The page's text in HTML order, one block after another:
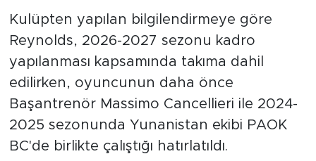
Kulüpten yapılan bilgilendirmeye göre
Reynolds, 2026-2027 sezonu kadro
yapılanması kapsamında takıma dahil
edilirken, oyuncunun daha önce
Başantrenör Massimo Cancellieri ile 2024-
2025 sezonunda Yunanistan ekibi PAOK
BC'de birlikte çalıştığı hatırlatıldı.